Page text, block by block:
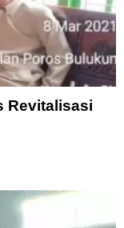
Revitalisasi